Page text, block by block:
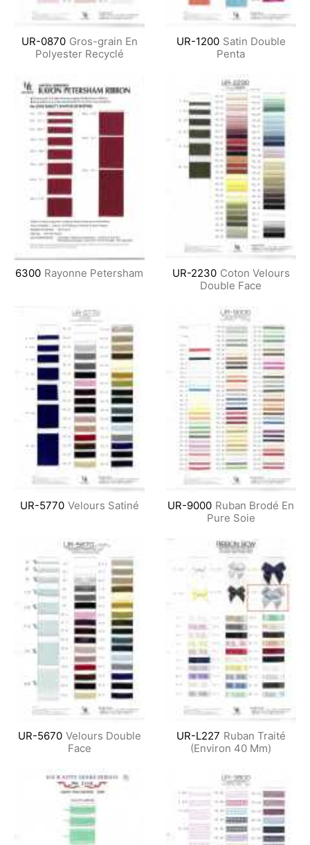
UR-0870 Gros-grain En
Polyester Recyclé
UR-1200 Satin Double
Penta
6300 Rayonne Petersham UR-2230 Coton Velours
Double Face
UR-5770 Velours Satiné UR-9000 Ruban Brodé En
Pure Soie
UR-5670 Velours Double
Face
UR-L227 Ruban Traité
(Environ 40 Mm)